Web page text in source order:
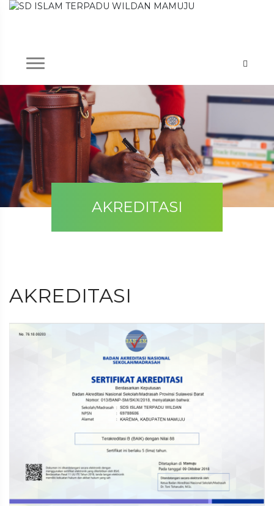
AKREDITASI
AKREDITASI